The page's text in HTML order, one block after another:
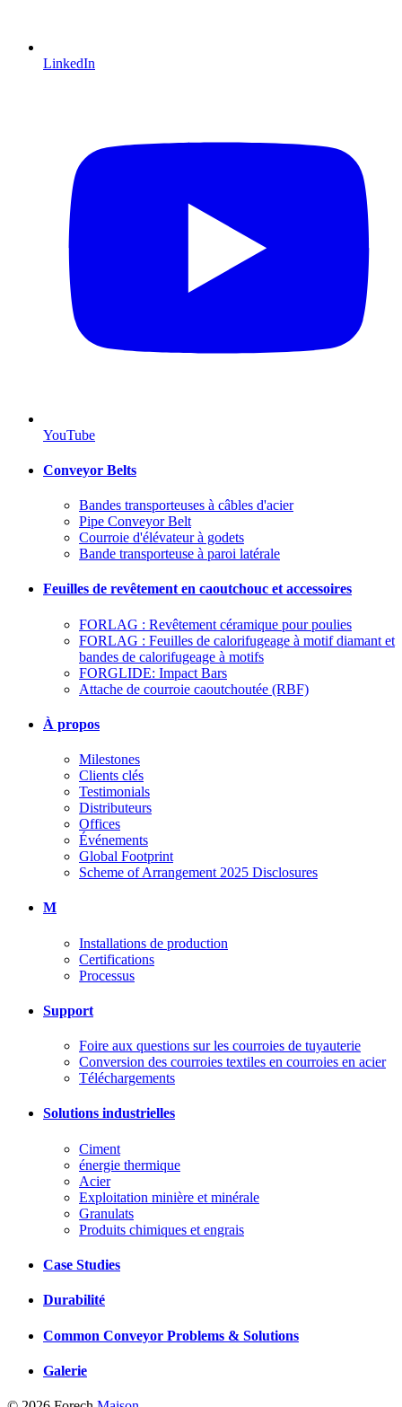
LinkedIn
YouTube
Conveyor Belts
Bandes transporteuses à câbles d'acier
Pipe Conveyor Belt
Courroie d'élévateur à godets
Bande transporteuse à paroi latérale
Feuilles de revêtement en caoutchouc et accessoires
FORLAG : Revêtement céramique pour poulies
FORLAG : Feuilles de calorifugeage à motif diamant et
bandes de calorifugeage à motifs
FORGLIDE: Impact Bars
Attache de courroie caoutchoutée (RBF)
À propos
Milestones
Clients clés
Testimonials
Distributeurs
Offices
Événements
Global Footprint
Scheme of Arrangement 2025 Disclosures
M
Installations de production
Certifications
Processus
Support
Foire aux questions sur les courroies de tuyauterie
Conversion des courroies textiles en courroies en acier
Téléchargements
Solutions industrielles
Ciment
énergie thermique
Acier
Exploitation minière et minérale
Granulats
Produits chimiques et engrais
Case Studies
Durabilité
Common Conveyor Problems & Solutions
Galerie